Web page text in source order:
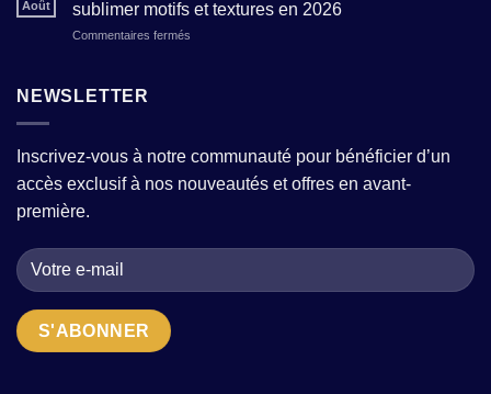
confort
à-
adresse
Août
sublimer motifs et textures en 2026
Commentaires fermés
conseils
pour
2026
NEWSLETTER
Inscrivez-vous à notre communauté pour bénéficier d’un
accès exclusif à nos nouveautés et offres en avant-
première.